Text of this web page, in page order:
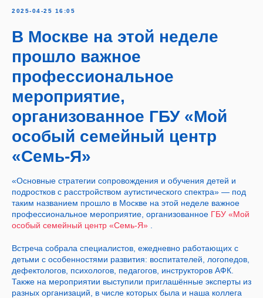
2025-04-25 16:05
В Москве на этой неделе
прошло важное
профессиональное
мероприятие,
организованное ГБУ «Мой
особый семейный центр
«Семь-Я»
«Основные стратегии сопровождения и обучения детей и
подростков с расстройством аутистического спектра» — под
таким названием прошло в Москве на этой неделе важное
профессиональное мероприятие, организованное ГБУ «Мой
особый семейный центр «Семь-Я»
Встреча собрала специалистов, ежедневно работающих с
детьми с особенностями развития: воспитателей, логопедов,
дефектологов, психологов, педагогов, инструкторов АФК.
Также на мероприятии выступили приглашённые эксперты из
разных организаций, в числе которых была и наша коллега